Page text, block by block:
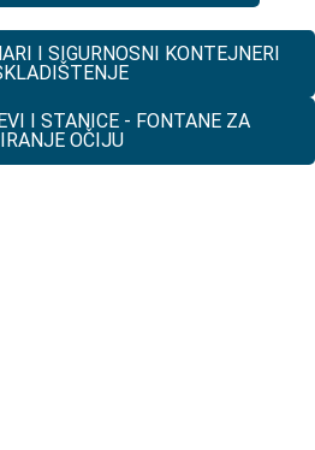
I SIGURNOSNI KONTEJNERI
I STANICE - FONTANE ZA
OČIJU